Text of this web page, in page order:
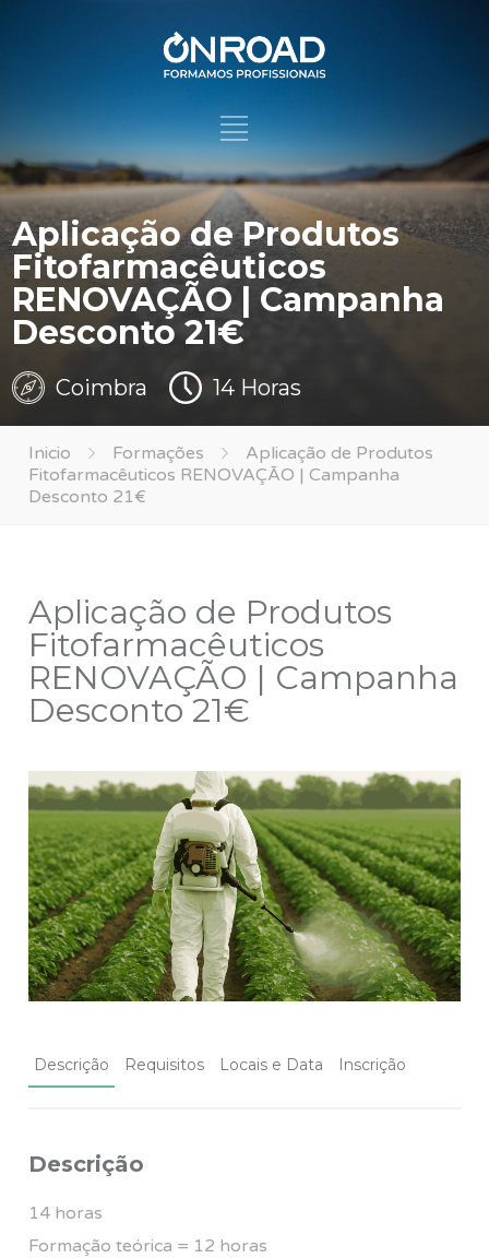
Aplicação de Produtos
Fitofarmacêuticos
RENOVAÇÃO | Campanha
Desconto 21€
Coimbra 14 Horas
Inicio Formações
Aplicação de Produtos
Fitofarmacêuticos RENOVAÇÃO | Campanha
Desconto 21€
Aplicação de Produtos
Fitofarmacêuticos
RENOVAÇÃO | Campanha
Desconto 21€
Descrição Requisitos Locais e Data Inscrição
Descrição
14 horas
Formação teórica = 12 horas